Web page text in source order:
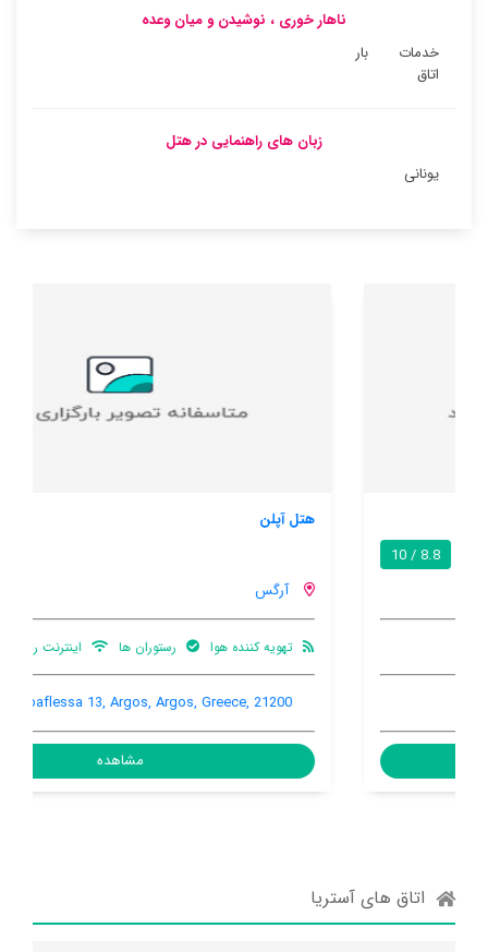
ناهار خوری ، نوشیدن و میان وعده
خدمات
اتاق
بار
زبان های راهنمایی در هتل
یونانی
رستوران ها اینترنت رایگان در اتاق
Grigoriou Papaflessa 13, Argos, Argos, Greece, 21200
اتاق های آستریا